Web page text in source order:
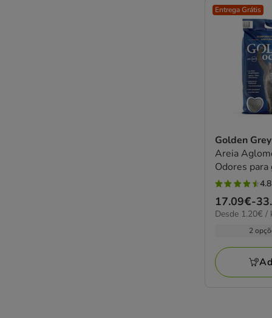
Entrega Grátis
Golden Grey
Areia
Odores para
4.8
estrelas
com
avaliações
4.8
Preço
de
33.50€
17.09€-
1.20€
Desde 1.20€ /
2